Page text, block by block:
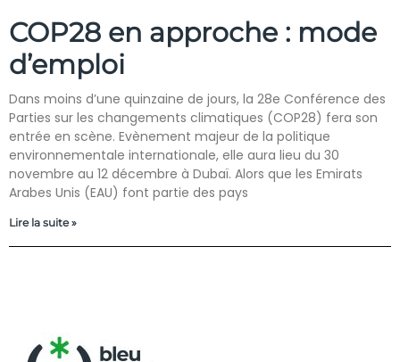
COP28 en approche : mode
d’emploi
Dans moins d’une quinzaine de jours, la 28e Conférence des
Parties sur les changements climatiques (COP28) fera son
entrée en scène. Evènement majeur de la politique
environnementale internationale, elle aura lieu du 30
novembre au 12 décembre à Dubaï. Alors que les Emirats
Arabes Unis (EAU) font partie des pays
Lire la suite »